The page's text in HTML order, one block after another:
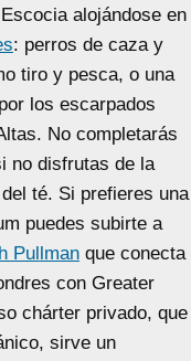
alojándose en
: perros de caza y
tiro y pesca, o una
los escarpados
No completarás
no disfrutas de la
té. Si prefieres una
puedes subirte a
Pullman que conecta
con Greater
chárter privado, que
sirve un